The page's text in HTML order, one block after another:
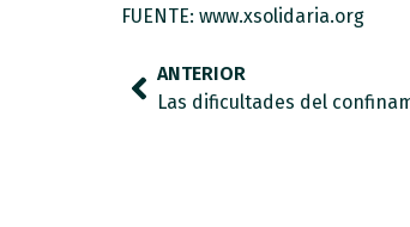
FUENTE: www.xsolidaria.org
ANTERIOR